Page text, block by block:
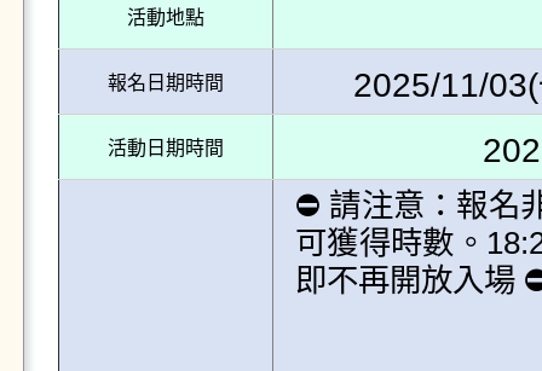
活動地點
報名日期時間 2025/11/
活動日期時間
⛔ 請注意：報名
可獲得時數。
即不再開放入場